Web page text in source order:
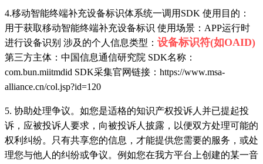
4.移动智能终端补充设备标识体系统一调用SDK 使用目的：
用于获取移动智能终端补充设备标识 使用场景：APP运行时
进行设备识别 涉及的个人信息类型： 设备标识符(如OAID)
第三方主体：中国信息通信研究院 SDK名称：
com.bun.miitmdid SDK采集官网链接：https://www.msa-
alliance.cn/col.jsp?id=120
5. 协助处理争议。如您是适格的知识产权投诉人并已提起投
诉，应被投诉人要求，向被投诉人披露，以便双方处理可能的
权利纠纷。只有共享您的信息，才能提供您需要的服务，或处
理您与他人的纠纷或争议。例如您在我方平台上创建的某一音